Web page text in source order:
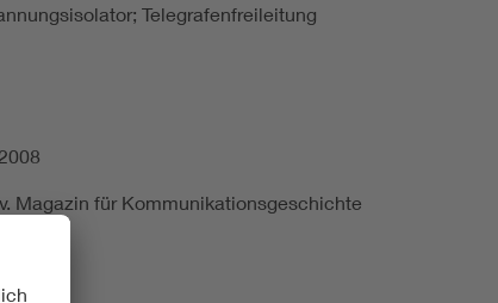
Telegrafenfreileitung
Magazin für Kommunikationsgeschichte